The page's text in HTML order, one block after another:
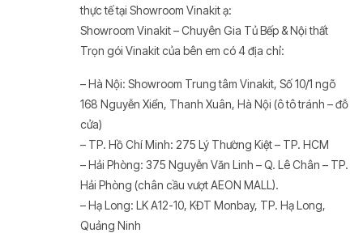
thực tế tại Showroom Vinakit ạ:
Showroom Vinakit – Chuyên Gia Tủ Bếp & Nội thất
Trọn gói Vinakit của bên em có 4 địa chỉ:
– Hà Nội: Showroom Trung tâm Vinakit, Số 10/1 ngõ
168 Nguyễn Xiển, Thanh Xuân, Hà Nội (ô tô tránh – đỗ
cửa)
– TP. Hồ Chí Minh: 275 Lý Thường Kiệt – TP. HCM
– Hải Phòng: 375 Nguyễn Văn Linh – Q. Lê Chân – TP.
Hải Phòng (chân cầu vượt AEON MALL).
– Hạ Long: LK A12-10, KĐT Monbay, TP. Hạ Long,
Quảng Ninh